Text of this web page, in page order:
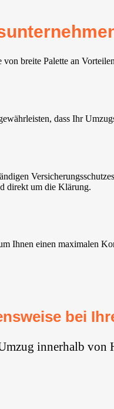
breite Palette an
dass Ihr
direkt um die Klärung.
einen maximalen
bei
innerhalb